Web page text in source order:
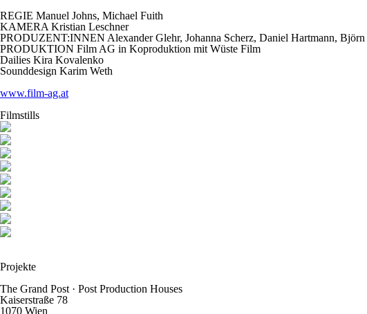
REGIE Manuel Johns, Michael Fuith
KAMERA Kristian Leschner
PRODUZENT:INNEN Alexander Glehr, Johanna Scherz, Daniel Hartmann, Björn
PRODUKTION Film AG in Koproduktion mit Wüste Film
Dailies Kira Kovalenko
Sounddesign Karim Weth
www.film-ag.at
Filmstills
Projekte
The Grand Post · Post Production Houses
Kaiserstraße 78
1070 Wien